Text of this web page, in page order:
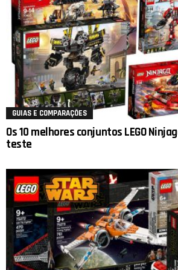
GUIAS E COMPARAÇÕES
Os 10 melhores conjuntos LEGO
teste